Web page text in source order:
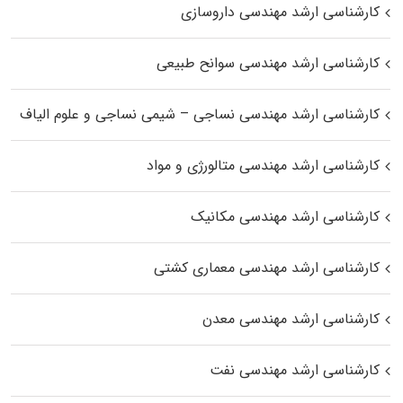
کارشناسی ارشد مهندسی داروسازی
کارشناسی ارشد مهندسی سوانح طبیعی
کارشناسی ارشد مهندسی نساجی – شیمی نساجی و علوم الیاف
کارشناسی ارشد مهندسی متالورژی و مواد
کارشناسی ارشد مهندسی مکانیک
کارشناسی ارشد مهندسی معماری کشتی
کارشناسی ارشد مهندسی معدن
کارشناسی ارشد مهندسی نفت